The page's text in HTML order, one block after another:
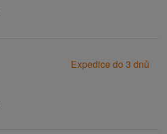
Expedice do 3 dnů